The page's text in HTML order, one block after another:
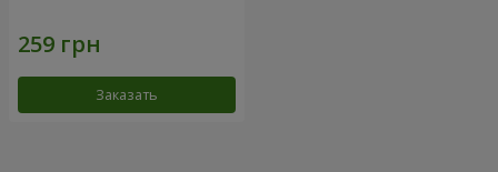
Заказать